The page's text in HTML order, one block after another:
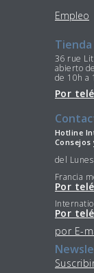
Empleo
Tienda
36 rue
abierto
de 10h a
Por
Hotline
del
Francia
Por
Por
por E-